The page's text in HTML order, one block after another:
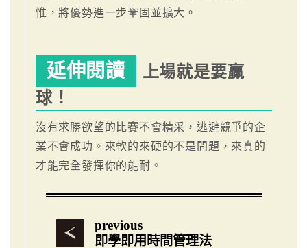
惟，將優勢進一步鞏固並擴大。
延伸閱讀
上場就是要贏
球！
沒有求勝欲望的比賽不會精采，逃避競爭的企
業不會成功。來軟的來硬的不是問題，來真的
才能完全發揮你的能耐。
previous
即學即用時間管理法